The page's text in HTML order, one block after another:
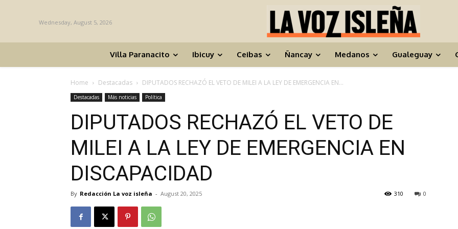
Wednesday, August 5, 2026
Villa Paranacito Ibicuy Ceibas Ñancay Medanos Gualeguay
Home Destacadas DIPUTADOS RECHAZÓ EL VETO DE MILEI A LA LEY DE EMERGENCIA EN...
Destacadas Más noticias Política
DIPUTADOS RECHAZÓ EL VETO DE
MILEI A LA LEY DE EMERGENCIA EN
DISCAPACIDAD
By Redacción La voz isleña - August 20, 2025 0
310